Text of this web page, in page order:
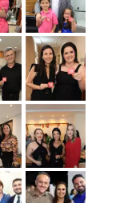
&nbsp;
&nbsp;
&nbsp;